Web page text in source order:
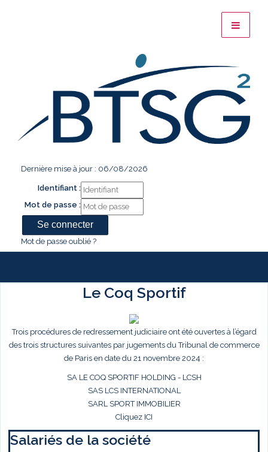
Dernière mise à jour : 06/08/2026
Identifiant :
Mot de passe :
Mot de passe oublié ?
Le Coq Sportif
Trois procédures de redressement judiciaire ont été ouvertes à l’égard
des trois structures suivantes par jugements du Tribunal de commerce
de Paris en date du 21 novembre 2024 :
SA LE COQ SPORTIF HOLDING - LCSH
SAS LCS INTERNATIONAL
SARL SPORT IMMOBILIER
Cliquez ICI
Salariés de la société